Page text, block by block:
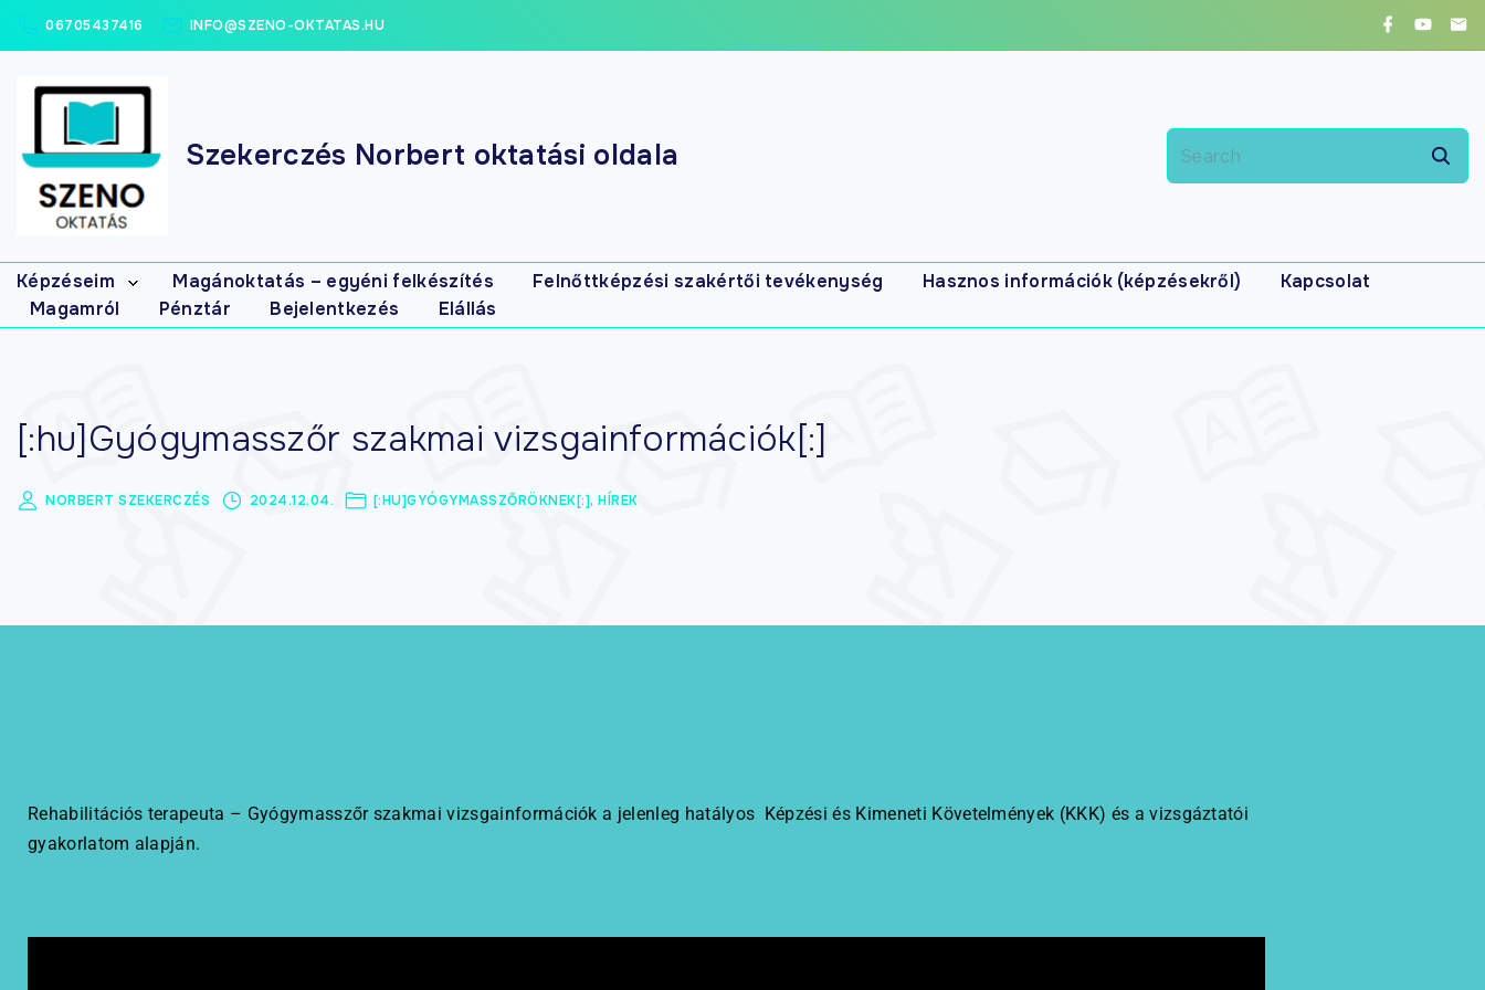
06705437416 INFO@SZENO-OKTATAS.HU
Szekerczés Norbert oktatási oldala
Képzéseim
Elsősegély
Gyógymasszőr
interaktív (írásbeli)
gyakorló-
Természetgyógyász
Magánoktatás – egyéni felkészítés Felnőttképzési szakértői tevékenység Hasznos információk (képzésekről)
Kapcsolat
Magamról
Pénztár Bejelentkezés Elállás
[:hu]Gyógymasszőr szakmai vizsgainformációk[:]
NORBERT SZEKERCZÉS 2024.12.04. [:HU]GYÓGYMASSZŐRÖKNEK[:] HÍREK
Rehabilitációs terapeuta – Gyógymasszőr szakmai vizsgainformációk a jelenleg hatályos Képzési és Kimeneti Követelmények (KKK) és a vizsgáztatói
gyakorlatom alapján.